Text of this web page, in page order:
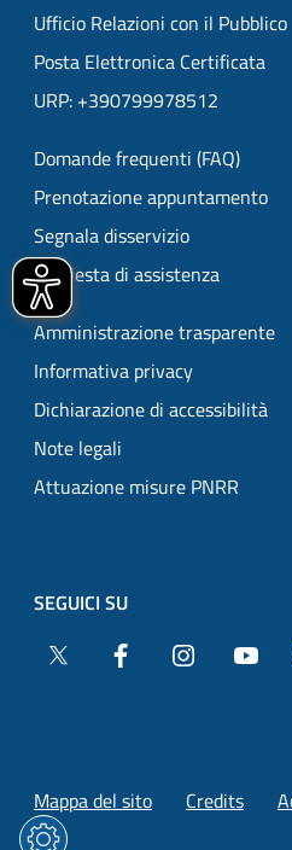
Ufficio Relazioni con il Pubblico
Posta Elettronica Certificata
URP: +390799978512
Domande frequenti (FAQ)
Prenotazione appuntamento
Segnala disservizio
Richiesta di assistenza
Amministrazione trasparente
Informativa privacy
Dichiarazione di accessibilità
Note legali
Attuazione misure PNRR
SEGUICI SU
Twitter
Facebook Instagram
Mappa del sito Credits